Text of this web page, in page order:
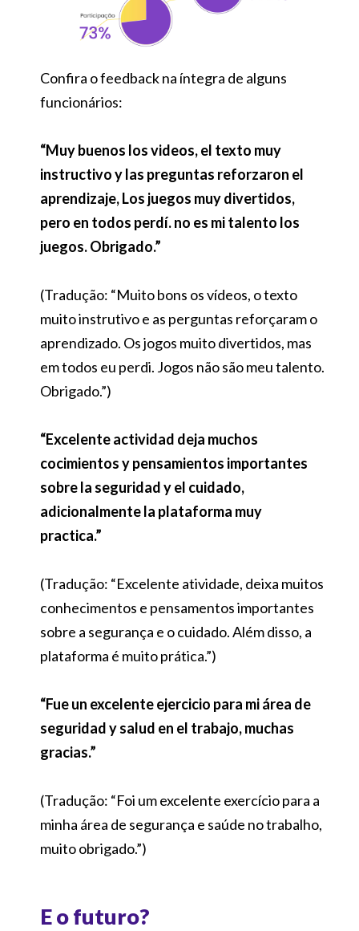
Confira o feedback na íntegra de alguns
funcionários:
“Muy buenos los videos, el texto muy
instructivo y las preguntas reforzaron el
aprendizaje, Los juegos muy divertidos,
pero en todos perdí. no es mi talento los
juegos. Obrigado.”
(Tradução: “Muito bons os vídeos, o texto
muito instrutivo e as perguntas reforçaram o
aprendizado. Os jogos muito divertidos, mas
em todos eu perdi. Jogos não são meu talento.
Obrigado.”)
“Excelente actividad deja muchos
cocimientos y pensamientos importantes
sobre la seguridad y el cuidado,
adicionalmente la plataforma muy
practica.”
(Tradução: “Excelente atividade, deixa muitos
conhecimentos e pensamentos importantes
sobre a segurança e o cuidado. Além disso, a
plataforma é muito prática.”)
“Fue un excelente ejercicio para mi área de
seguridad y salud en el trabajo, muchas
gracias.”
(Tradução: “Foi um excelente exercício para a
minha área de segurança e saúde no trabalho,
muito obrigado.”)
E o futuro?